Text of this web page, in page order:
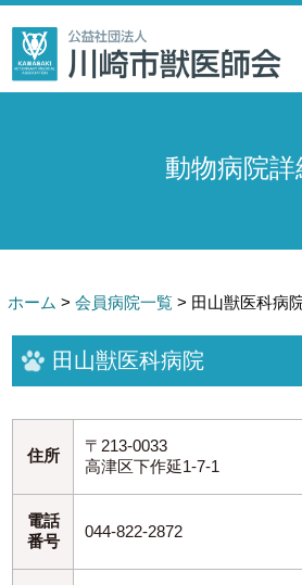
動物病院詳
ホーム > 会員病院一覧> 田山獣医科病
田山獣医科病院
住所
〒213-0033
高津区下作延1-7-1
電話
番号
044-822-2872